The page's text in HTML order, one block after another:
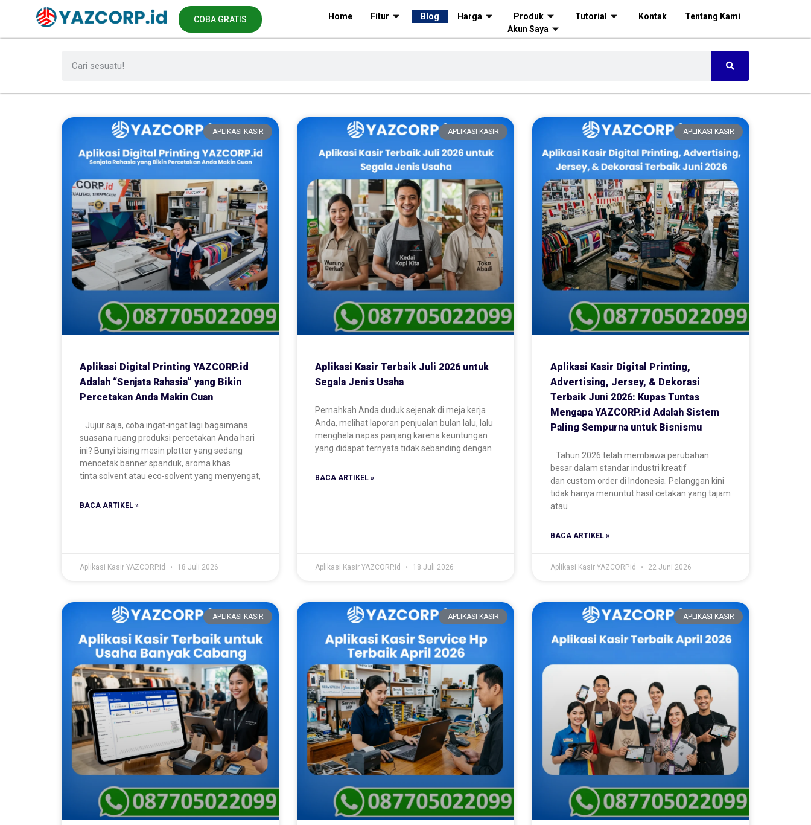
COBA GRATIS Home Fitur Blog Harga Produk Tutorial Kontak
Tentang Kami
Akun Saya
APLIKASI KASIR
Aplikasi Digital Printing YAZCORP.id
Adalah “Senjata Rahasia” yang Bikin
Percetakan Anda Makin Cuan
Jujur saja, coba ingat-ingat lagi bagaimana
suasana ruang produksi percetakan Anda hari
ini? Bunyi bising mesin plotter yang sedang
mencetak banner spanduk, aroma khas
tinta solvent atau eco-solvent yang menyengat,
BACA ARTIKEL »
Aplikasi Kasir YAZCORP.id 18 Juli 2026
APLIKASI KASIR
Aplikasi Kasir Terbaik Juli 2026 untuk
Segala Jenis Usaha
Pernahkah Anda duduk sejenak di meja kerja
Anda, melihat laporan penjualan bulan lalu, lalu
menghela napas panjang karena keuntungan
yang didapat ternyata tidak sebanding dengan
BACA ARTIKEL »
Aplikasi Kasir YAZCORP.id 18 Juli 2026
APLIKASI KASIR
Aplikasi Kasir Digital Printing,
Advertising, Jersey, & Dekorasi
Terbaik Juni 2026: Kupas Tuntas
Mengapa YAZCORP.id Adalah Sistem
Paling Sempurna untuk Bisnismu
Tahun 2026 telah membawa perubahan
besar dalam standar industri kreatif
dan custom order di Indonesia. Pelanggan kini
tidak hanya menuntut hasil cetakan yang tajam
atau
BACA ARTIKEL »
Aplikasi Kasir YAZCORP.id 22 Juni 2026
APLIKASI KASIR APLIKASI KASIR APLIKASI KASIR